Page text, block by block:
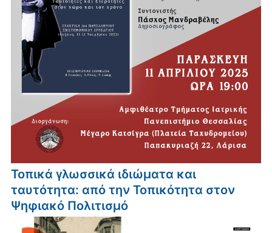
Τοπικά γλωσσικά ιδιώματα και
ταυτότητα: από την Τοπικότητα στον
Ψηφιακό Πολιτισμό